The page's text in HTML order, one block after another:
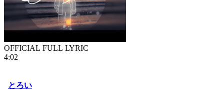
OFFICIAL FULL LYRIC
4:02
とろい